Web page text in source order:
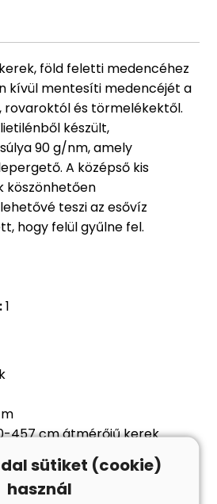
föld feletti medencéhez
kívül mentesíti medencéjét a
rovaroktól és törmelékektől.
készült,
90 g/nm, amely
A középső kis
köszönhetően
teszi az esővíz
hogy felül gyűlne fel.
1
457 cm átmérőjű kerek
alkalmas
apró lyukakkal
hogy a víz összegyűljön a
sütiket (cookie)
használ